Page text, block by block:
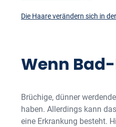
Die Haare verändern sich in
Wenn
Brüchige, dünner
haben. Allerdings kann
eine Erkrankung besteht.